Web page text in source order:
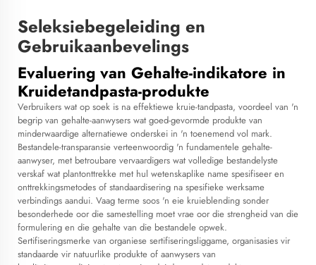
Seleksiebegeleiding en
Gebruikaanbevelings
Evaluering van Gehalte-indikatore in
Kruidetandpasta-produkte
Verbruikers wat op soek is na effektiewe kruie-tandpasta, voordeel van 'n
begrip van gehalte-aanwysers wat goed-gevormde produkte van
minderwaardige alternatiewe onderskei in 'n toenemend vol mark.
Bestandele-transparansie verteenwoordig 'n fundamentele gehalte-
aanwyser, met betroubare vervaardigers wat volledige bestandelyste
verskaf wat plantonttrekke met hul wetenskaplike name spesifiseer en
onttrekkingsmetodes of standaardisering na spesifieke werksame
verbindings aandui. Vaag terme soos 'n eie kruieblending sonder
besonderhede oor die samestelling moet vrae oor die strengheid van die
formulering en die gehalte van die bestandele opwek.
Sertifiseringsmerke van organiese sertifiseringsliggame, organisasies vir
standaarde vir natuurlike produkte of aanwysers van